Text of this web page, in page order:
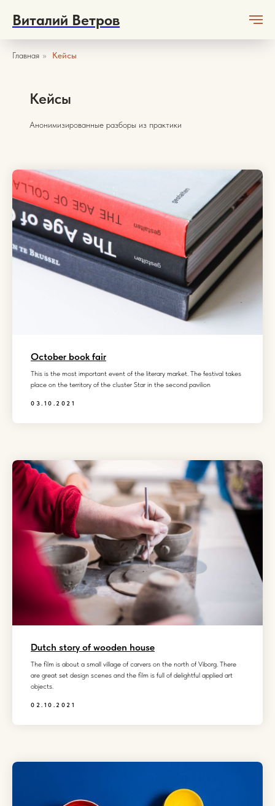
Виталий Ветров
Главная » Кейсы
Анонимизированные разборы из практики
Кейсы
October book fair
This is the most important event of the literary market. The festival takes
place on the territory of the cluster Star in the second pavilion
03.10.2021
Dutch story of wooden house
The film is about a small village of carvers on the north of Viborg. There
are great set design scenes and the film is full of delightful applied art
objects.
02.10.2021